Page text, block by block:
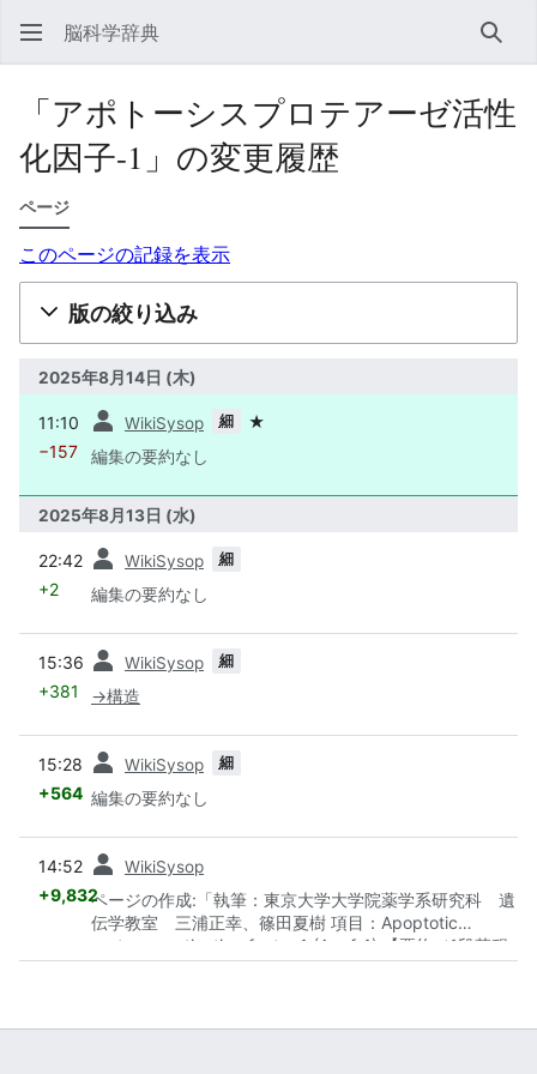
脳科学辞典 検索
「アポトーシスプロテアーゼ活性
化因子-1」の変更履歴
ページ
このページの記録を表示
版の絞り込み
2025年8月14日 (木)
11:10 WikiSysop 細
−157 編集の要約なし
★
2025年8月13日 (水)
22:42 WikiSysop 細
+2 編集の要約なし
15:36 WikiSysop 細
+381 →構造
15:28 WikiSysop 細
+564 編集の要約なし
14:52 WikiSysop
+9,832ページの作成:「執筆：東京大学大学院薬学系研究科 遺
伝学教室 三浦正幸、篠田夏樹 項目：Apoptotic
protease activating factor 1 (Apaf-1) 【要約（1段落程